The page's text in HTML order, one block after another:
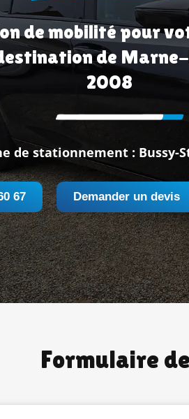
de mobilité pour
de
2008
de stationnement : Bussy-
67 Demander un devis
Formulaire